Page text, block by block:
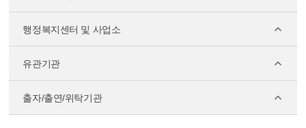
행정복지센터 및 사업소
유관기관
출자/출연/위탁기관